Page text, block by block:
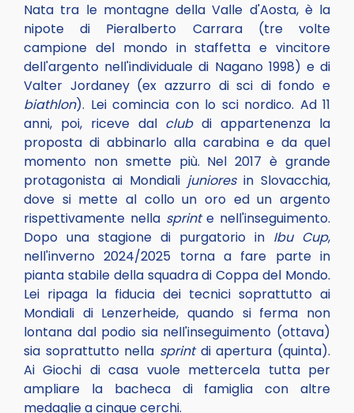
Nata tra le montagne della Valle d'Aosta, è la
nipote di Pieralberto Carrara (tre volte
campione del mondo in staffetta e vincitore
dell'argento nell'individuale di Nagano 1998) e di
Valter Jordaney (ex azzurro di sci di fondo e
biathlon). Lei comincia con lo sci nordico. Ad 11
anni, poi, riceve dal clubdi appartenenza la
proposta di abbinarlo alla carabina e da quel
momento non smette più. Nel 2017 è grande
protagonista ai Mondiali junioresin Slovacchia,
dove si mette al collo un oro ed un argento
rispettivamente nella sprinte nell'inseguimento.
Dopo una stagione di purgatorio in Ibu Cup,
nell'inverno 2024/2025 torna a fare parte in
pianta stabile della squadra di Coppa del Mondo.
Lei ripaga la fiducia dei tecnici soprattutto ai
Mondiali di Lenzerheide, quando si ferma non
lontana dal podio sia nell'inseguimento (ottava)
sia soprattutto nella sprintdi apertura (quinta).
Ai Giochi di casa vuole mettercela tutta per
ampliare la bacheca di famiglia con altre
medaglie a cinque cerchi.